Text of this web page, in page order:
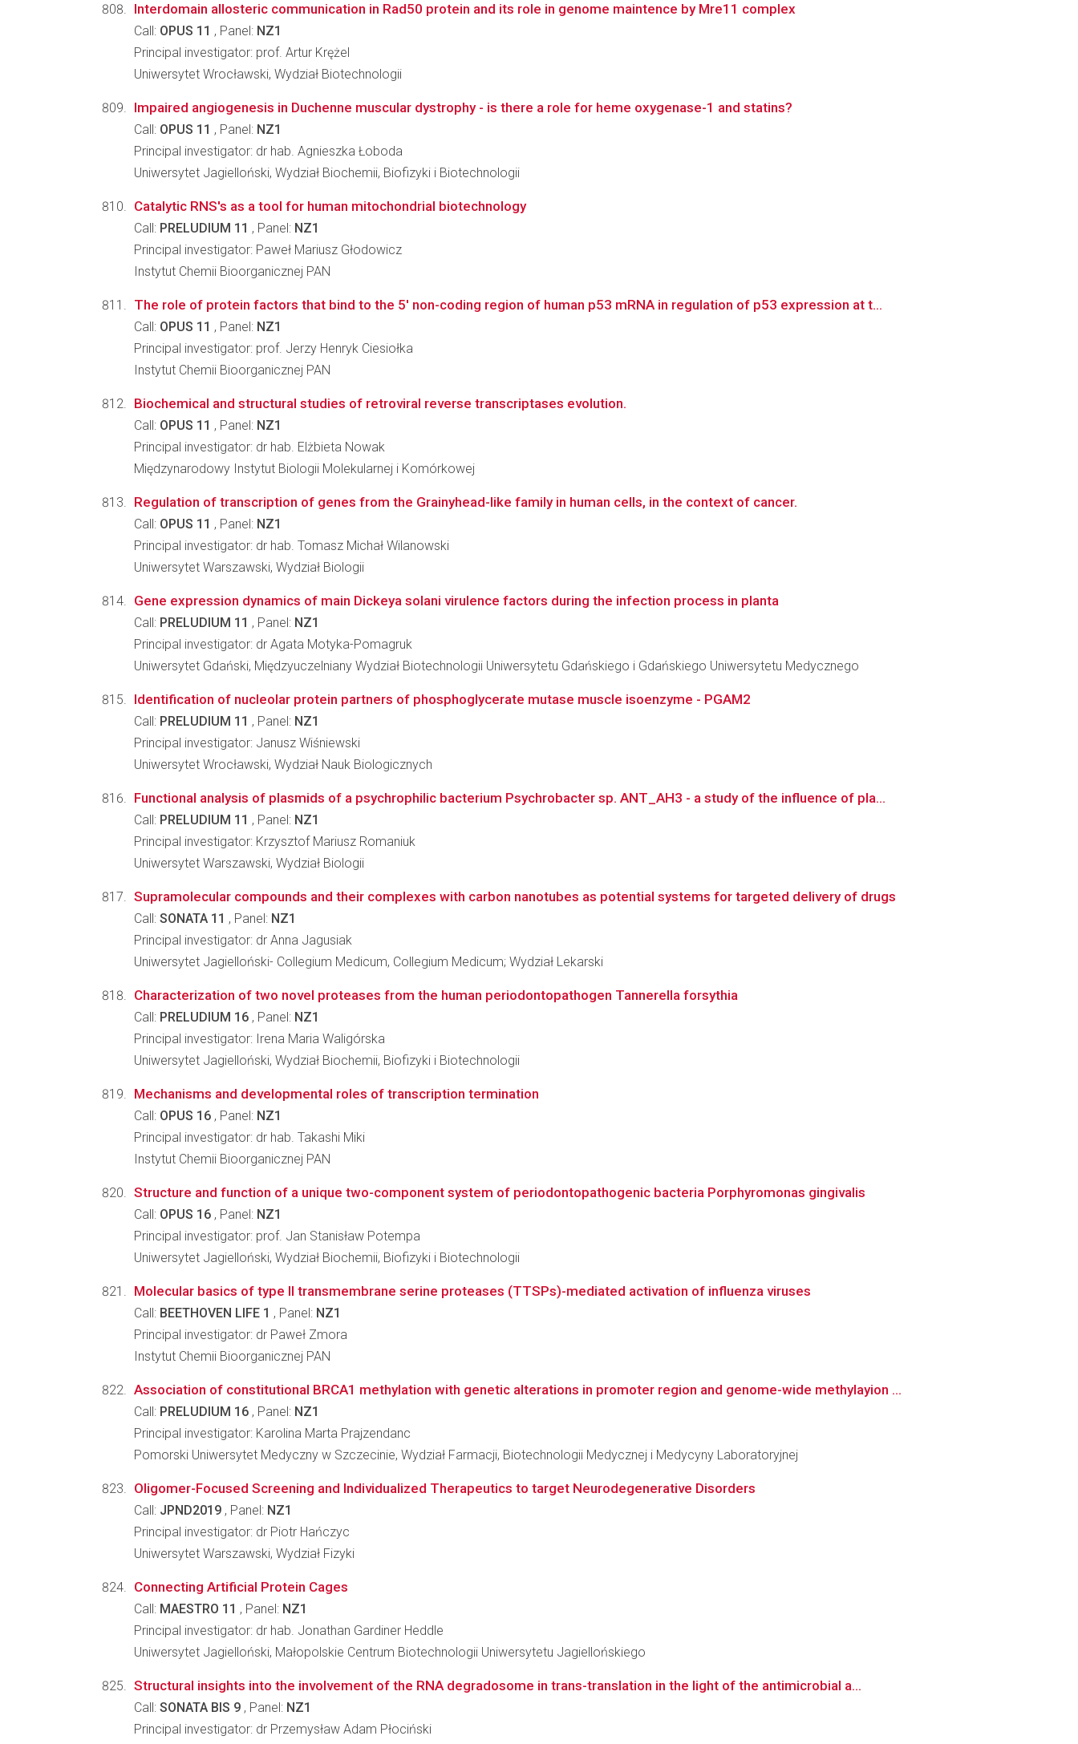
Interdomain allosteric communication in Rad50 protein and its role in genome maintence by Mre11 complex
Call: OPUS 11 , Panel: NZ1
Principal investigator: prof. Artur Krężel
Uniwersytet Wrocławski, Wydział Biotechnologii
Impaired angiogenesis in Duchenne muscular dystrophy - is there a role for heme oxygenase-1 and statins?
Call: OPUS 11 , Panel: NZ1
Principal investigator: dr hab. Agnieszka Łoboda
Uniwersytet Jagielloński, Wydział Biochemii, Biofizyki i Biotechnologii
Catalytic RNS's as a tool for human mitochondrial biotechnology
Call: PRELUDIUM 11 , Panel: NZ1
Principal investigator: Paweł Mariusz Głodowicz
Instytut Chemii Bioorganicznej PAN
The role of protein factors that bind to the 5' non-coding region of human p53 mRNA in regulation of p53 expression at t...
Call: OPUS 11 , Panel: NZ1
Principal investigator: prof. Jerzy Henryk Ciesiołka
Instytut Chemii Bioorganicznej PAN
Biochemical and structural studies of retroviral reverse transcriptases evolution.
Call: OPUS 11 , Panel: NZ1
Principal investigator: dr hab. Elżbieta Nowak
Międzynarodowy Instytut Biologii Molekularnej i Komórkowej
Regulation of transcription of genes from the Grainyhead-like family in human cells, in the context of cancer.
Call: OPUS 11 , Panel: NZ1
Principal investigator: dr hab. Tomasz Michał Wilanowski
Uniwersytet Warszawski, Wydział Biologii
Gene expression dynamics of main Dickeya solani virulence factors during the infection process in planta
Call: PRELUDIUM 11 , Panel: NZ1
Principal investigator: dr Agata Motyka-Pomagruk
Uniwersytet Gdański, Międzyuczelniany Wydział Biotechnologii Uniwersytetu Gdańskiego i Gdańskiego Uniwersytetu Medycznego
Identification of nucleolar protein partners of phosphoglycerate mutase muscle isoenzyme - PGAM2
Call: PRELUDIUM 11 , Panel: NZ1
Principal investigator: Janusz Wiśniewski
Uniwersytet Wrocławski, Wydział Nauk Biologicznych
Functional analysis of plasmids of a psychrophilic bacterium Psychrobacter sp. ANT_AH3 - a study of the influence of pla...
Call: PRELUDIUM 11 , Panel: NZ1
Principal investigator: Krzysztof Mariusz Romaniuk
Uniwersytet Warszawski, Wydział Biologii
Supramolecular compounds and their complexes with carbon nanotubes as potential systems for targeted delivery of drugs
Call: SONATA 11 , Panel: NZ1
Principal investigator: dr Anna Jagusiak
Uniwersytet Jagielloński- Collegium Medicum, Collegium Medicum; Wydział Lekarski
Characterization of two novel proteases from the human periodontopathogen Tannerella forsythia
Call: PRELUDIUM 16 , Panel: NZ1
Principal investigator: Irena Maria Waligórska
Uniwersytet Jagielloński, Wydział Biochemii, Biofizyki i Biotechnologii
Mechanisms and developmental roles of transcription termination
Call: OPUS 16 , Panel: NZ1
Principal investigator: dr hab. Takashi Miki
Instytut Chemii Bioorganicznej PAN
Structure and function of a unique two-component system of periodontopathogenic bacteria Porphyromonas gingivalis
Call: OPUS 16 , Panel: NZ1
Principal investigator: prof. Jan Stanisław Potempa
Uniwersytet Jagielloński, Wydział Biochemii, Biofizyki i Biotechnologii
Molecular basics of type II transmembrane serine proteases (TTSPs)-mediated activation of influenza viruses
Call: BEETHOVEN LIFE 1 , Panel: NZ1
Principal investigator: dr Paweł Zmora
Instytut Chemii Bioorganicznej PAN
Association of constitutional BRCA1 methylation with genetic alterations in promoter region and genome-wide methylayion ...
Call: PRELUDIUM 16 , Panel: NZ1
Principal investigator: Karolina Marta Prajzendanc
Pomorski Uniwersytet Medyczny w Szczecinie, Wydział Farmacji, Biotechnologii Medycznej i Medycyny Laboratoryjnej
Oligomer-Focused Screening and Individualized Therapeutics to target Neurodegenerative Disorders
Call: JPND2019 , Panel: NZ1
Principal investigator: dr Piotr Hańczyc
Uniwersytet Warszawski, Wydział Fizyki
Connecting Artificial Protein Cages
Call: MAESTRO 11 , Panel: NZ1
Principal investigator: dr hab. Jonathan Gardiner Heddle
Uniwersytet Jagielloński, Małopolskie Centrum Biotechnologii Uniwersytetu Jagiellońskiego
Structural insights into the involvement of the RNA degradosome in trans-translation in the light of the antimicrobial a...
Call: SONATA BIS 9 , Panel: NZ1
Principal investigator: dr Przemysław Adam Płociński